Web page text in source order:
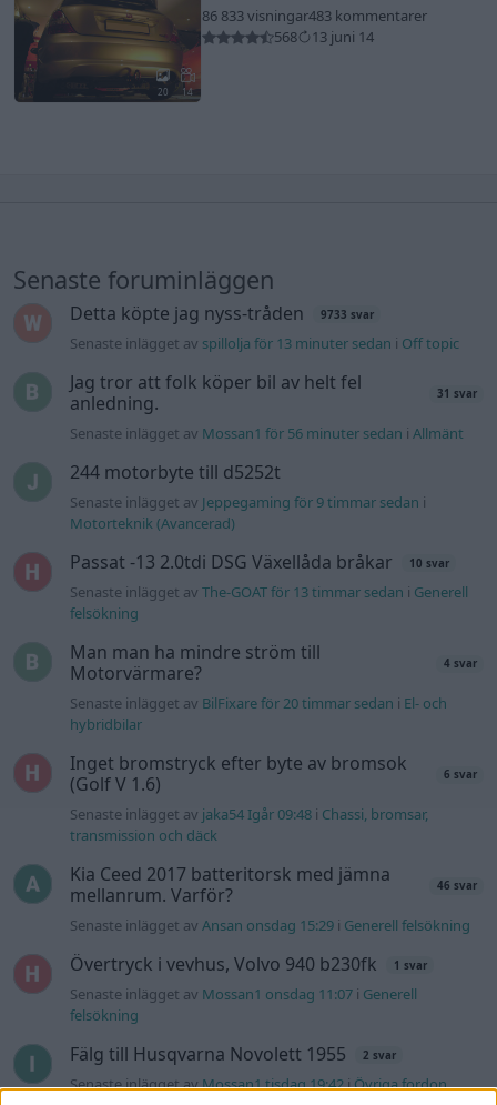
20 14
86 833 visningar483 kommentarer
568
13 juni 14
Senaste foruminläggen
Detta köpte jag nyss-tråden 9733 svar
Senaste inlägget av spillolja för 13 minuter sedan i Off topic
Jag tror att folk köper bil av helt fel
anledning.
31 svar
Senaste inlägget av Mossan1 för 56 minuter sedan iAllmänt
244 motorbyte till d5252t
Senaste inlägget av Jeppegaming för 9 timmar sedan i
Motorteknik (Avancerad)
Passat -13 2.0tdi DSG Växellåda bråkar 10 svar
Senaste inlägget avThe-GOAT för 13 timmar sedan i Generell
felsökning
Man man ha mindre ström till
Motorvärmare?
4 svar
Senaste inlägget av BilFixare för 20 timmar sedan i El- och
hybridbilar
Inget bromstryck efter byte av bromsok
(Golf V 1.6)
6 svar
Senaste inlägget av jaka54 Igår 09:48 i Chassi, bromsar,
transmission och däck
Kia Ceed 2017 batteritorsk med jämna
mellanrum. Varför?
46 svar
Senaste inlägget avAnsan onsdag 15:29 i Generell felsökning
Övertryck i vevhus, Volvo 940 b230fk 1 svar
Senaste inlägget av Mossan1 onsdag 11:07 i Generell
felsökning
Fälg till Husqvarna Novolett 1955 2 svar
Senaste inlägget avMossan1 tisdag 19:42iÖvriga fordon